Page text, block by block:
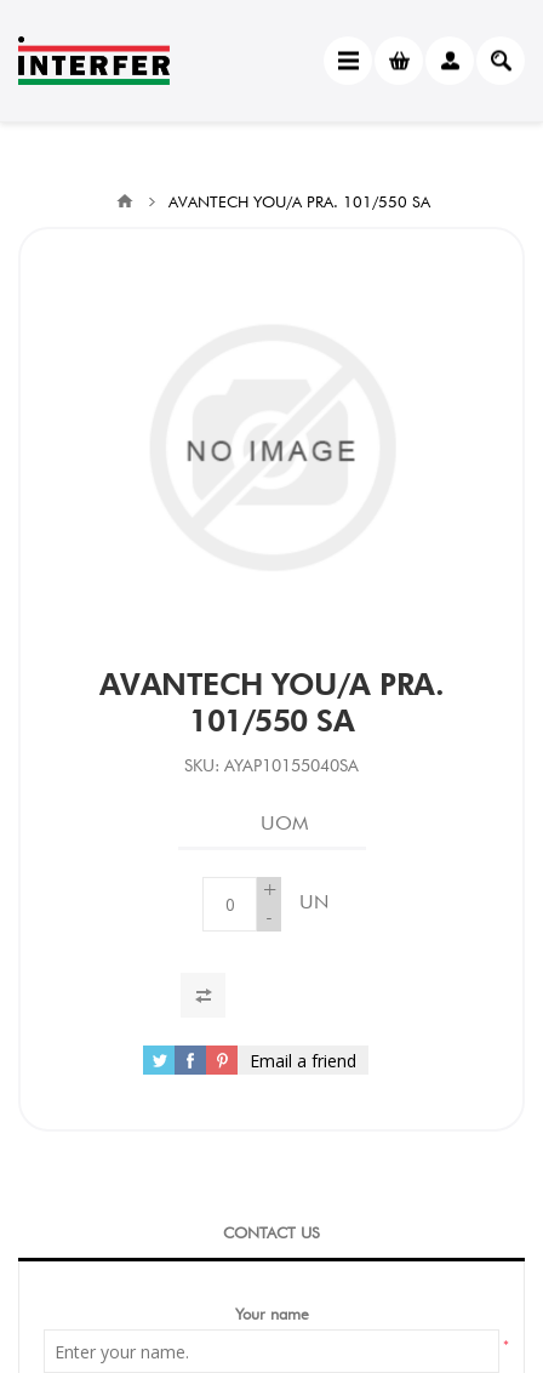
AVANTECH YOU/A PRA. 101/550 SA
AVANTECH YOU/A PRA.
101/550 SA
SKU: AYAP10155040SA
UOM
+
-
UN
Email a friend
CONTACT US
Your name
*